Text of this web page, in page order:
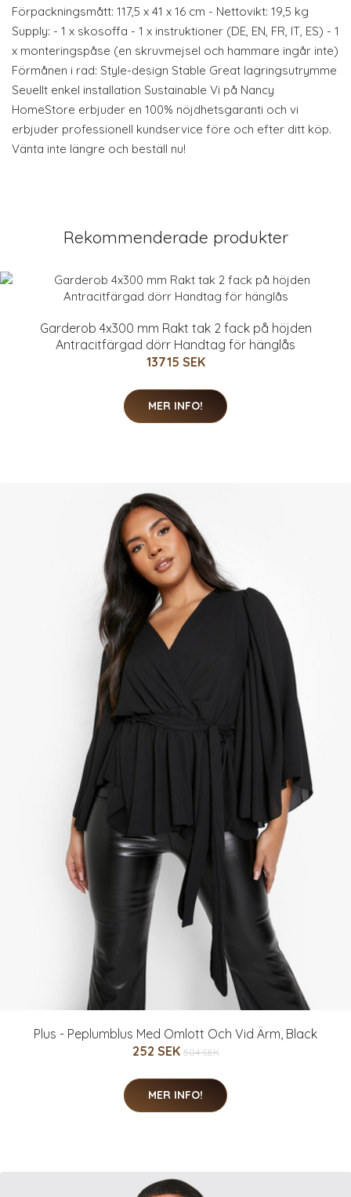
Förpackningsmått: 117,5 x 41 x 16 cm - Nettovikt: 19,5 kg
Supply: - 1 x skosoffa - 1 x instruktioner (DE, EN, FR, IT, ES) - 1
x monteringspåse (en skruvmejsel och hammare ingår inte)
Förmånen i rad: Style-design Stable Great lagringsutrymme
Seuellt enkel installation Sustainable Vi på Nancy
HomeStore erbjuder en 100% nöjdhetsgaranti och vi
erbjuder professionell kundservice före och efter ditt köp.
Vänta inte längre och beställ nu!
Rekommenderade produkter
Garderob 4x300 mm Rakt tak 2 fack på höjden
Antracitfärgad dörr Handtag för hänglås
13715 SEK
MER INFO!
Plus - Peplumblus Med Omlott Och Vid Ärm, Black
252 SEK 504 SEK
MER INFO!